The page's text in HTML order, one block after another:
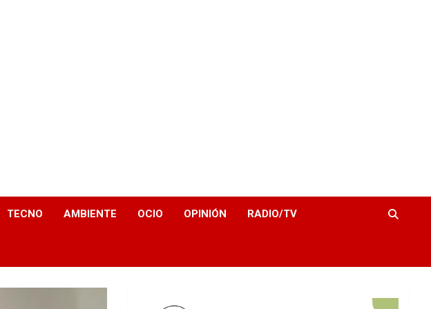
TECNO AMBIENTE OCIO OPINIÓN RADIO/TV